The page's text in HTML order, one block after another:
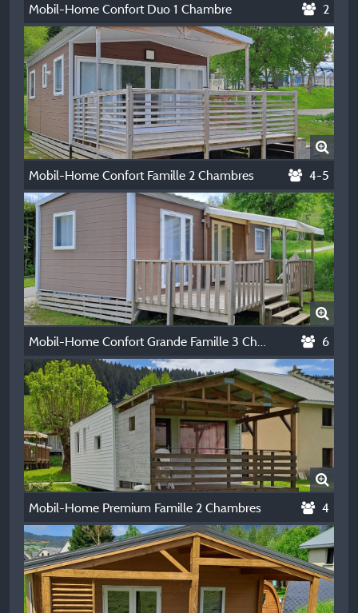
Mobil-Home Confort Duo 1 Chambre 2
Mobil-Home Confort Famille 2 Chambres 4-5
Mobil-Home Confort Grande Famille 3 Chambres 6
Mobil-Home Premium Famille 2 Chambres 4